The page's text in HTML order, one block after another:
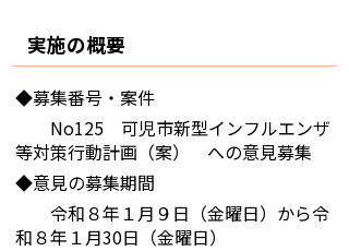
実施の概要
◆募集番号・案件
No125 可児市新型インフルエンザ
等対策行動計画（案） への意見募集
◆意見の募集期間
令和８年１月９日（金曜日）から令
和８年１月30日（金曜日）